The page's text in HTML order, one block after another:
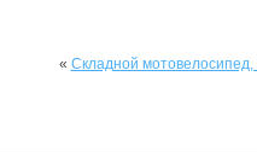
« Складной